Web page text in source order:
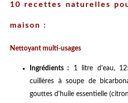
10 recettes naturelles
maison :
Nettoyant multi-usages
Ingrédients :
1 litre d'eau,
cuillères à soupe de
gouttes d'huile essentielle